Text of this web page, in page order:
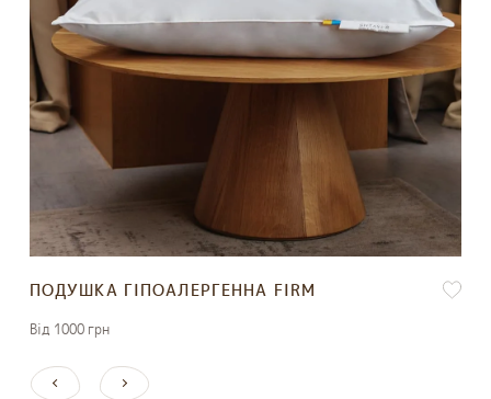
ПОДУШКА ГІПОАЛЕРГЕННА FIRM
Вiд 1000 грн